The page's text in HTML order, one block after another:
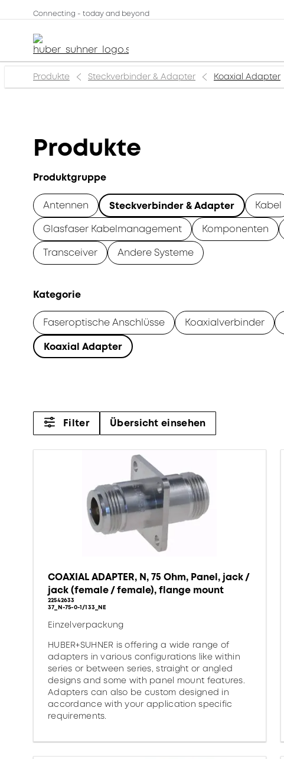
Connecting - today and beyond
Produkte Steckverbinder & Adapter Koaxial Adapter
Produkte
Produktgruppe
Antennen Steckverbinder & Adapter Kabel
Glasfaser Kabelmanagement
Komponenten
Transceiver
Andere Systeme
Kategorie
Faseroptische Anschlüsse Koaxialverbinder
Koaxial Adapter
Filter Übersicht einsehen
COAXIAL ADAPTER, N, 75 Ohm, Panel, jack /
jack (female / female), flange mount
22542633
37_N-75-0-1/133_NE
Einzelverpackung
HUBER+SUHNER is offering a wide range of
adapters in various configurations like within
series or between series, straight or angled
designs and some with panel mount features.
Adapters can also be custom designed in
accordance with your application specific
requirements.